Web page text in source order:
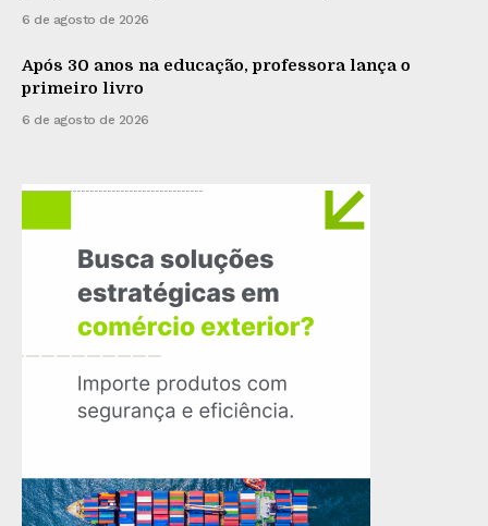
6 de agosto de 2026
Após 30 anos na educação, professora lança o
primeiro livro
6 de agosto de 2026